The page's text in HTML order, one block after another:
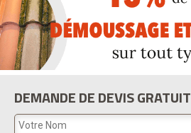
DEMANDE DE DEVIS GRATUIT